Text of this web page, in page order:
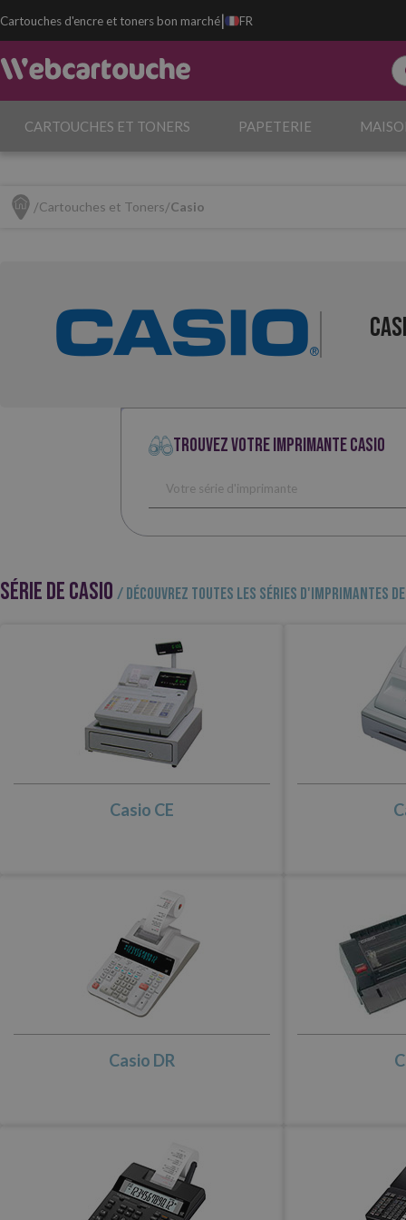
Cartouches d'encre et toners bon marché| FR
CARTOUCHES ET TONERS PAPETERIE
Cartouches et Toners Casio
TROUVEZ VOTRE IMPRIMANTE CASIO
SÉRIE DE CASIO / Découvrez toutes les séries d'imprimantes de
Casio CE
Casio DR